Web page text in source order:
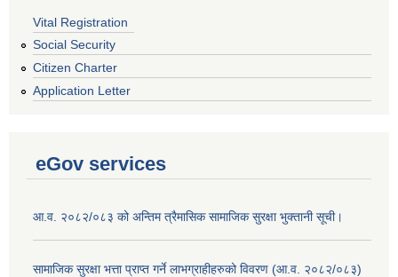
Vital Registration
Social Security
Citizen Charter
Application Letter
eGov services
आ.व. २०८२/०८३ को अन्तिम त्रैमासिक सामाजिक सुरक्षा भुक्तानी सूची।
सामाजिक सुरक्षा भत्ता प्राप्त गर्ने लाभग्राहीहरुको विवरण (आ.व. २०८२/०८३)